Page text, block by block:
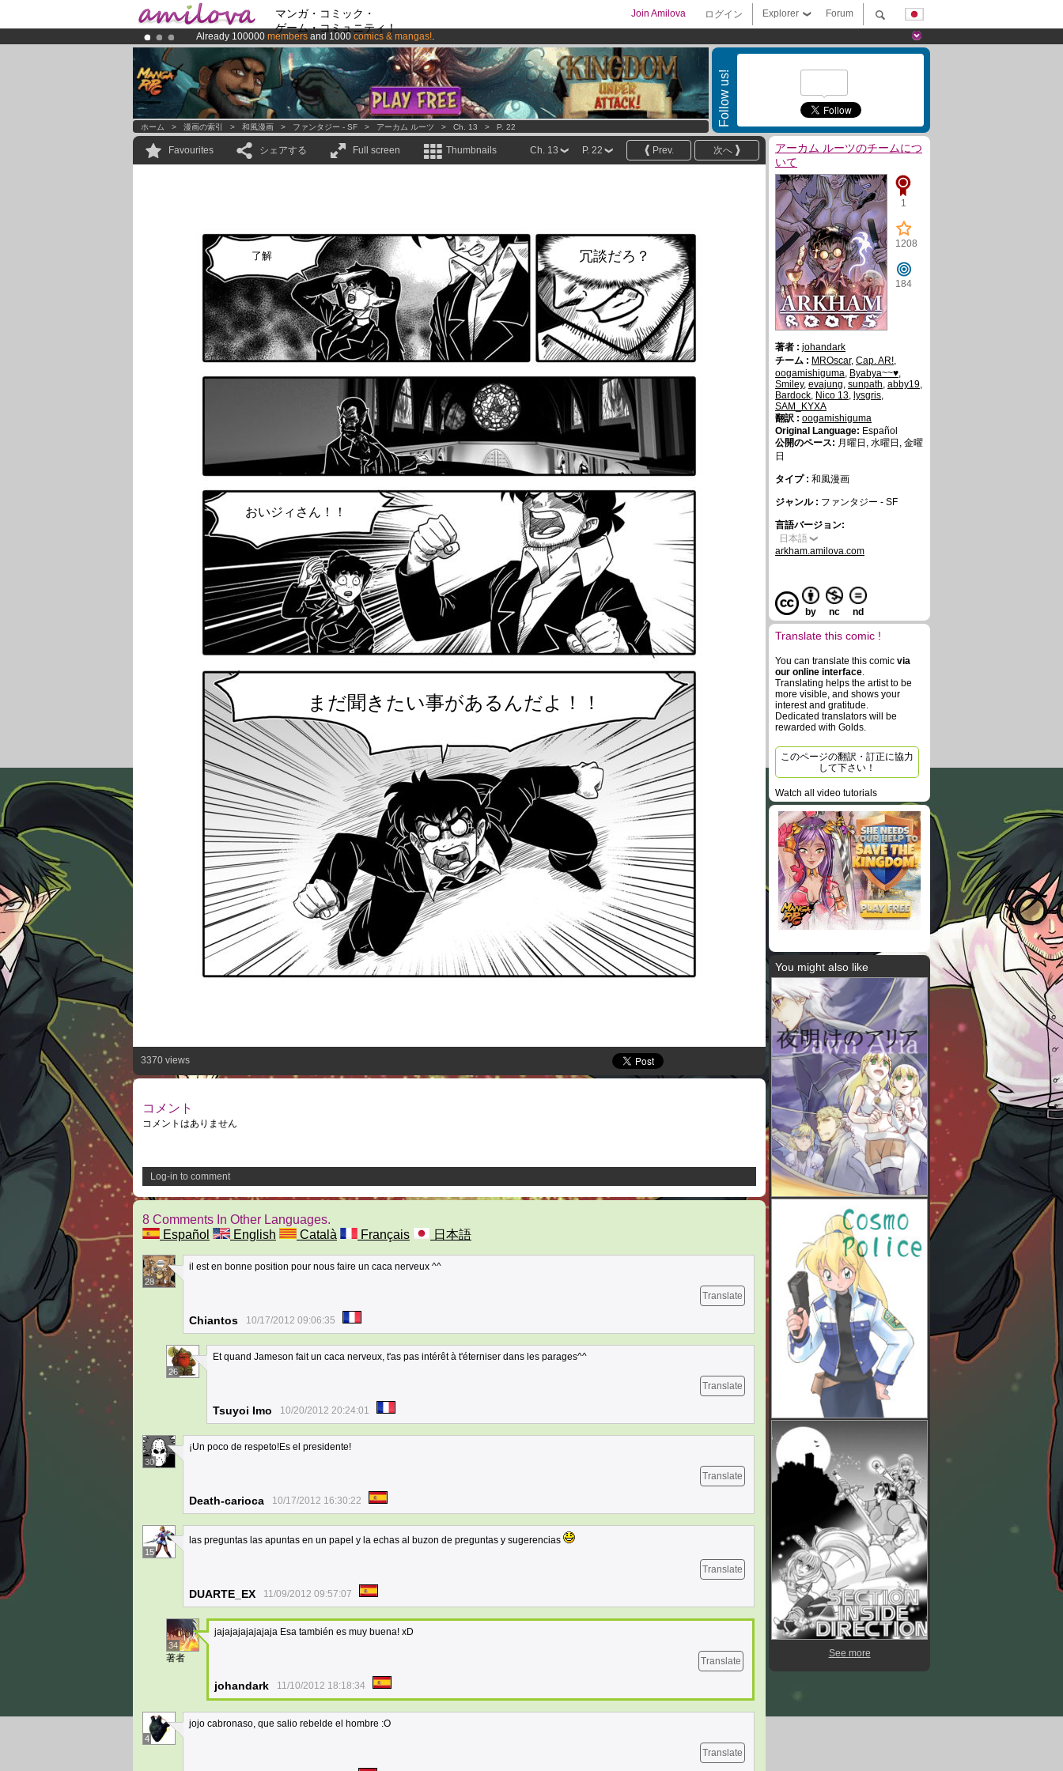
マンガ・コミック・
ゲーム・コミュニティ！
Forum
Explorer
ログイン
Join Amilova
Already 100000 members and 1000 comics & mangas!.
AmilovaKickstarter is now LIVE!.
Premium membership from3.95 euros per month !Get membership now
Follow us!
ホーム > 漫画の索引 > 和風漫画 > ファンタジー - SF > アーカム ルーツ > Ch. 13 > P. 22
Favourites シェアする Full screen Thumbnails 次へ
Prev.
P. 22
Ch. 13
了解 冗談だろ？
おいジィさん！！
まだ聞きたい事があるんだよ！！
3370 views
コメント
コメントはありません
Log-in to comment
8 Comments In Other Languages.
Español
English Català Français 日本語
28
il est en bonne position pour nous faire un caca nerveux ^^
Translate
Chiantos 10/17/2012 09:06:35
26
Et quand Jameson fait un caca nerveux, t'as pas intérêt à t'éterniser dans les parages^^
Translate
Tsuyoi Imo 10/20/2012 20:24:01
30
¡Un poco de respeto!Es el presidente!
Translate
Death-carioca 10/17/2012 16:30:22
15
las preguntas las apuntas en un papel y la echas al buzon de preguntas y sugerencias
Translate
DUARTE_EX 11/09/2012 09:57:07
34
著者
jajajajajajajaja Esa también es muy buena! xD
Translate
johandark 11/10/2012 18:18:34
4
jojo cabronaso, que salio rebelde el hombre :O
Translate
アーカム ルーツのチームにつ
いて
1
1208
184
著者 : johandark
チーム : MROscar, Cap. AR!,
oogamishiguma, Byabya~~♥,
Smiley, evajung, sunpath, abby19,
Bardock, Nico 13, lysgris,
SAM_KYXA
翻訳 : oogamishiguma
Original Language: Español
公開のペース: 月曜日, 水曜日, 金曜
日
タイプ : 和風漫画
ジャンル : ファンタジー - SF
言語バージョン:
日本語
arkham.amilova.com
by nc nd
Translate this comic !
You can translate this comic via
our online interface.
Translating helps the artist to be
more visible, and shows your
interest and gratitude.
Dedicated translators will be
rewarded with Golds.
このページの翻訳・訂正に協力
して下さい！
Watch all video tutorials
You might also like
See more